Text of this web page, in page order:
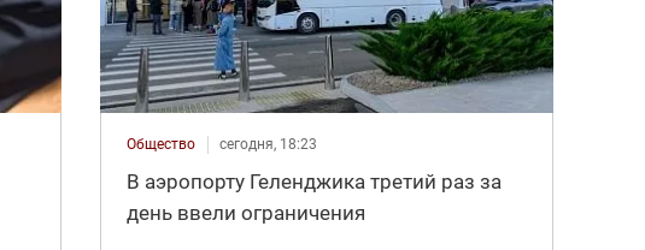
Общество сегодня, 18:23
В аэропорту Геленджика третий раз за
день ввели ограничения